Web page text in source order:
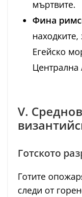
мъртвите.
Фина
Егейско
Централна
V.
Готското
Готите
следи от